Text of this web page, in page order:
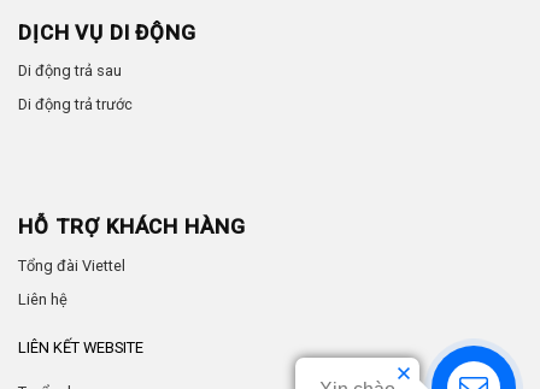
DỊCH VỤ DI ĐỘNG
Di động trả sau
Di động trả trước
HỖ TRỢ KHÁCH HÀNG
Tổng đài Viettel
Liên hệ
LIÊN KẾT WEBSITE